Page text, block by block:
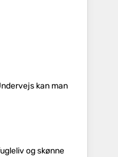
kan man
og skønne